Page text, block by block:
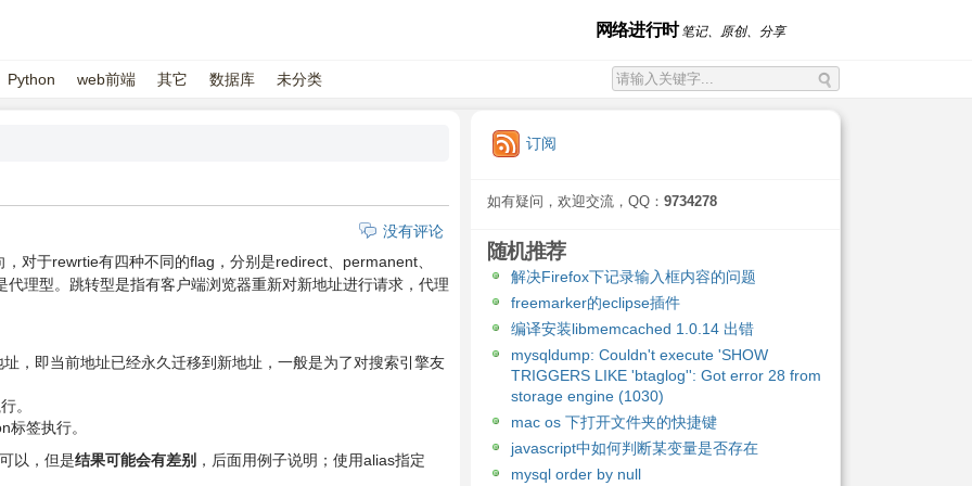
网络进行时笔记、原创、分享
Python web前端 其它 数据库 未分类
没有评论
对于rewrtie有四种不同的flag，分别是redirect、permanent、
理型。跳转型是指有客户端浏览器重新对新地址进行请求，代理
，即当前地址已经永久迁移到新地址，一般是为了对搜索引擎友
。
签执行。
以，但是结果可能会有差别 ，后面用例子说明；使用alias指定
订阅
如有疑问，欢迎交流，QQ： 9734278
随机推荐
解决Firefox下记录输入框内容的问题
freemarker的eclipse插件
编译安装libmemcached 1.0.14 出错
mysqldump: Couldn't execute 'SHOW
TRIGGERS LIKE 'btaglog'': Got error 28 from
storage engine (1030)
mac os 下打开文件夹的快捷键
javascript中如何判断某变量是否存在
mysql order by null